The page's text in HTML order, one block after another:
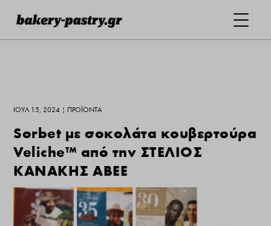
ΙΟΎΛ 15, 2024 |ΠΡΟΪΌΝΤΑ
Sorbet με σοκολάτα κουβερτούρα
Veliche™ από την ΣΤΕΛΙΟΣ
ΚΑΝΑΚΗΣ ΑΒΕΕ